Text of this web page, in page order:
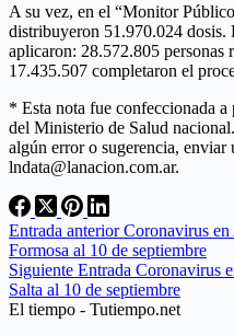
A su vez, en el “Monitor
distribuyeron 51.970.024 dosis.
aplicaron: 28.572.805 personas
17.435.507 completaron el
* Esta nota fue confeccionada a
del Ministerio de Salud
algún error o sugerencia, enviar
lndata@lanacion.com.ar.
Entrada anteriorCoronavirus en
Formosa al 10 de septiembre
Siguiente Entrada Coronavirus
Salta al 10 de septiembre
El tiempo - Tutiempo.net